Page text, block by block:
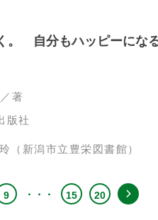
。 自分もハッピーにな
著
版社
（新潟市立豊栄図書館）
9 15 20